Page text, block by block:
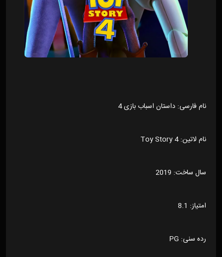
نام فارسی: داستان اسباب بازی 4
نام لاتین: Toy Story 4
سال ساخت: 2019
امتیاز: 8.1
رده سنی: PG